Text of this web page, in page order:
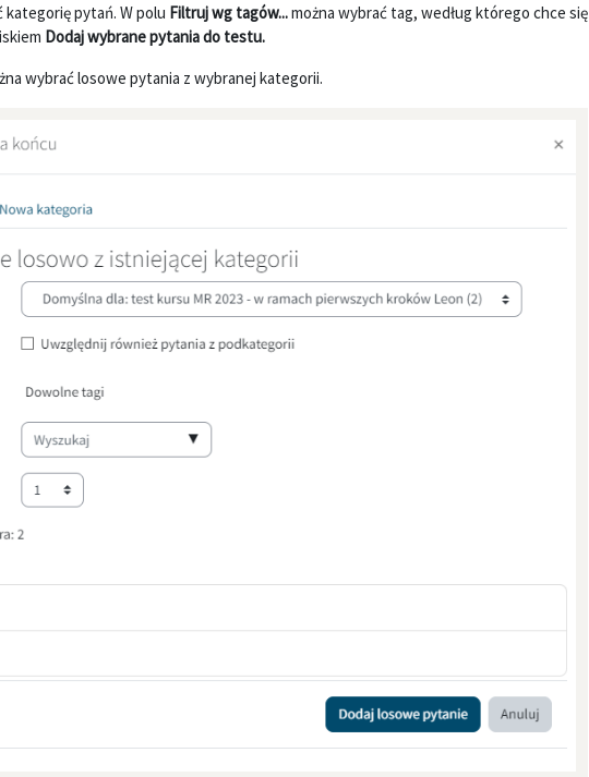
pytań. W polu Filtruj wg tagów...można wybrać tag, według którego chce się
Dodaj wybrane pytania do testu.
wybrać losowe pytania z wybranej kategorii.